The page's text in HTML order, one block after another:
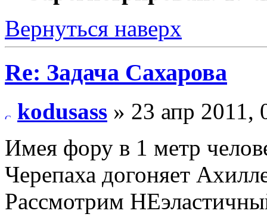
Вернуться наверх
Re: Задача Сахарова
kodusass » 23 апр 2011,
Имея фору в 1 метр
Черепаха догоняет
Рассмотрим